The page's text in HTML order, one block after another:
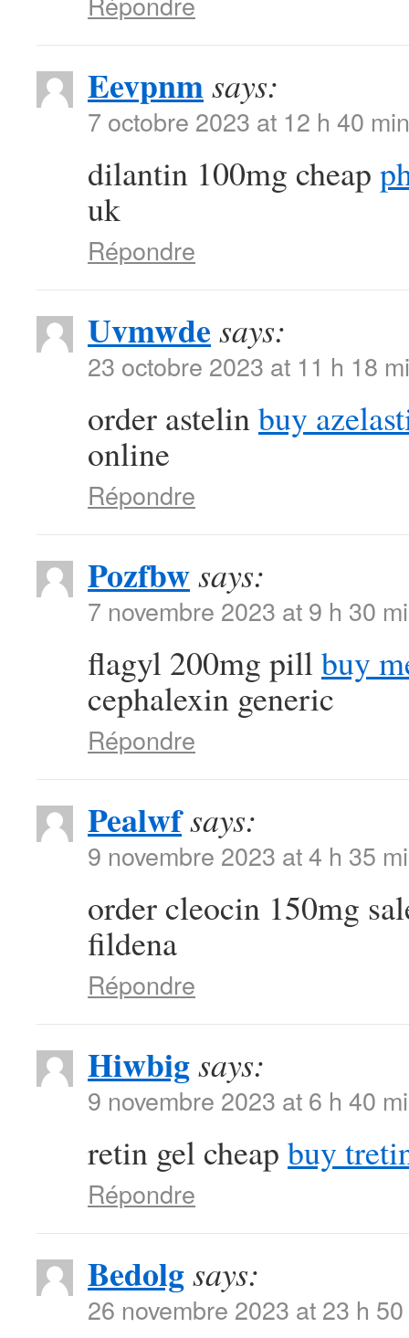
Eevpnmsays:
7 octobre 2023 at 12 h 40 min
dilantin 100mg cheap
uk
Répondre
Uvmwde says:
23 octobre 2023 at 11 h 18
order astelinbuy
online
Répondre
Pozfbwsays:
7 novembre 2023 at 9 h 30
flagyl 200mg pillbuy
cephalexin generic
Répondre
Pealwfsays:
9 novembre 2023 at 4 h 35
order cleocin 150mg
fildena
Répondre
Hiwbigsays:
9 novembre 2023 at 6 h 40
retin gel cheap buy
Répondre
Bedolgsays:
26 novembre 2023 at 23 h